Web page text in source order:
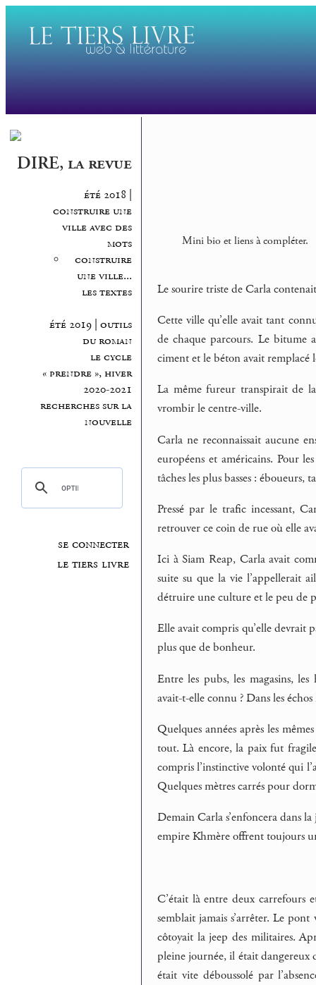
DIRE, la revue
été 2018 |
construire une
ville avec des
mots
construire
une ville...
les textes
été 2019 | outils
du roman
le cycle
« prendre », hiver
2020-2021
recherches sur la
nouvelle
se connecter
le tiers livre
Mini bio et liens à compléter.
Le sourire triste de Carla
Cette ville qu’elle avait tant
de chaque parcours. Le bitume
ciment et le béton avait remplacé
La même fureur transpirait de
vrombir le centre-ville.
Carla ne reconnaissait aucune
européens et américains. Pour
tâches les plus basses : éboueurs,
Pressé par le trafic incessant,
retrouver ce coin de rue où elle
Ici à Siam Reap, Carla avait
suite su que la vie l’appellerait
détruire une culture et le peu de
Elle avait compris qu’elle devrait
plus que de bonheur.
Entre les pubs, les magasins, les
avait-t-elle connu ? Dans les
Quelques années après les
tout. Là encore, la paix fut
compris l’instinctive volonté qui
Quelques mètres carrés pour
Demain Carla s’enfoncera dans
empire Khmère offrent toujours
C’était là entre deux carrefours
semblait jamais s’arrêter. Le
côtoyait la jeep des militaires.
pleine journée, il était dangereux
était vite déboussolé par